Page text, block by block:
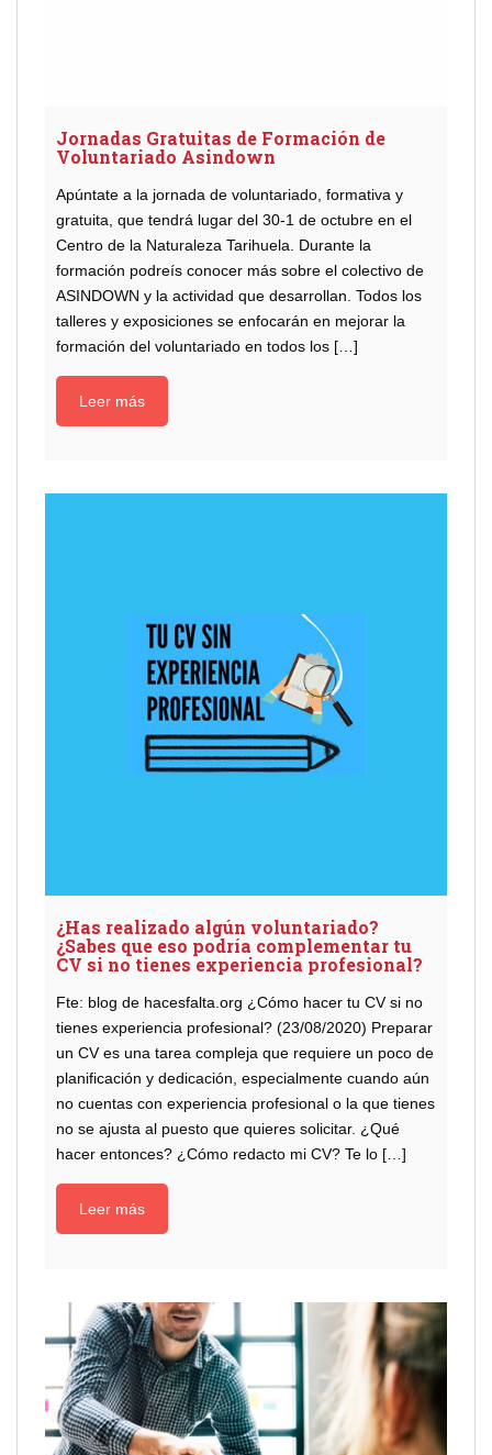
Jornadas Gratuitas de Formación de
Voluntariado Asindown
Apúntate a la jornada de voluntariado, formativa y
gratuita, que tendrá lugar del 30-1 de octubre en el
Centro de la Naturaleza Tarihuela. Durante la
formación podreís conocer más sobre el colectivo de
ASINDOWN y la actividad que desarrollan. Todos los
talleres y exposiciones se enfocarán en mejorar la
formación del voluntariado en todos los […]
Leer más
¿Has realizado algún voluntariado?
¿Sabes que eso podría complementar tu
CV si no tienes experiencia profesional?
Fte: blog de hacesfalta.org ¿Cómo hacer tu CV si no
tienes experiencia profesional? (23/08/2020) Preparar
un CV es una tarea compleja que requiere un poco de
planificación y dedicación, especialmente cuando aún
no cuentas con experiencia profesional o la que tienes
no se ajusta al puesto que quieres solicitar. ¿Qué
hacer entonces? ¿Cómo redacto mi CV? Te lo […]
Leer más